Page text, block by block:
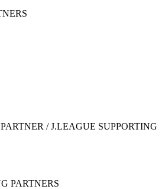
/ J.LEAGUE SUPPORTING
PARTNERS